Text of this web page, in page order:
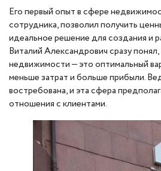
Его первый опыт в сфере
сотрудника, позволил получить
идеальное решение для создания и
Виталий Александрович сразу
недвижимости — это оптимальный
меньше затрат и больше прибыли.
востребована, и эта сфера
отношения с клиентами.